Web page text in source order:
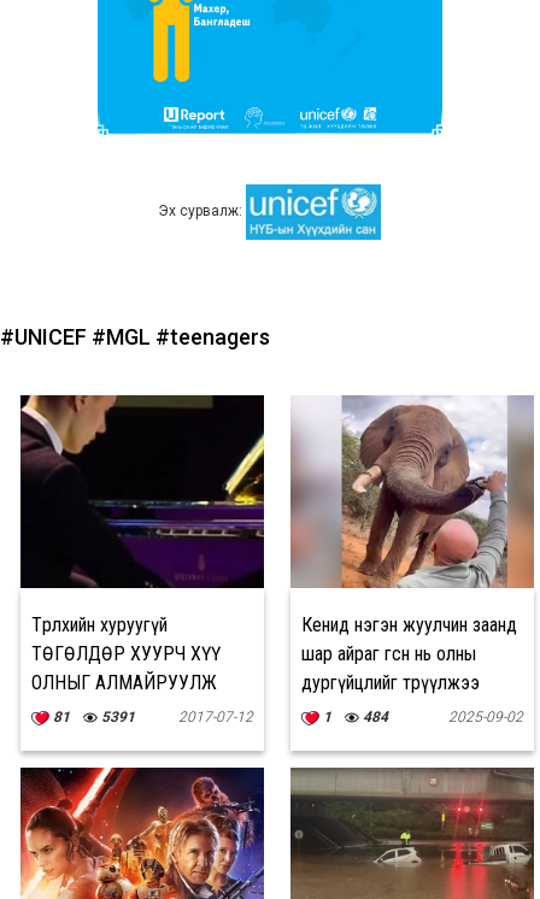
Эх сурвалж:
#UNICEF #MGL #teenagers
Төрөлхийн хуруугүй
ТӨГӨЛДӨР ХУУРЧ ХҮҮ
ОЛНЫГ АЛМАЙРУУЛЖ
байна
81 5391 2017-07-12
Кенид нэгэн жуулчин заанд
шар айраг өгсөн нь олны
дургүйцлийг төрүүлжээ
1 484 2025-09-02